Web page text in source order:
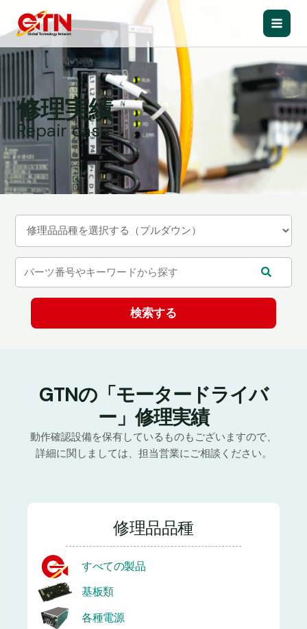
ス
プ
Main
修理実績
Repair case
GTNの「モータードライバ
ー」修理実績
動作確認設備を保有しているものもございますので、
詳細に関しましては、担当営業にご相談ください。
修理品品種
すべての製品
基板類
各種電源